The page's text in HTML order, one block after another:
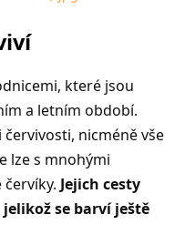
které jsou
a letním období.
nicméně vše
lze s mnohými
Jejich cesty
se barví ještě